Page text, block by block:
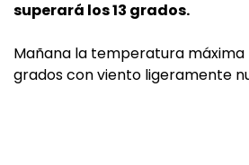
superará los 13 grados.
Mañana la temperatura máxima
grados con viento ligeramente